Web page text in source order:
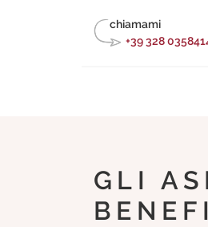
chiamami
+39 328
GLI